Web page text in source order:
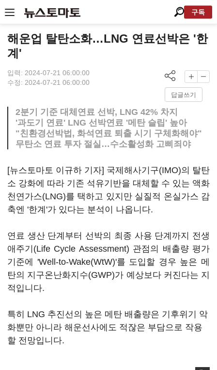
구독
해운업 탈탄소화…LNG 연료선박은 '한
계'
입력: 2024-07-21 06:00:00
수정: 2024-07-21 06:00:00
답글쓰기
2분기 기준 대체연료 선박, LNG 42% 차지
'과도기 연료' LNG 선박연료 '메탄 슬립' 높아
"친환경선박법, 화석연료 퇴출 시기 구체화해야"
무탄소 연료 투자 절실…수소활성화 고삐죄야
[뉴스토마토 이규하 기자] 국제해사기구(IMO)의 탈탄
소 강화에 따라 기존 석유기반을 대체할 수 있는 액화
천연가스(LNG)를 택하고 있지만 실질적 온실가스 감
축엔 '한계'가 있다는 분석이 나옵니다.
연료 생산 단계부터 선박의 최종 사용 단계까지 전생
애주기(Life Cycle Assessment) 관점의 배출량 평가
기준에 'Well-to-Wake(WtW)'를 도입할 경우 높은 메
탄의 지구온난화지수(GWP)가 예상보다 커진다는 지
적입니다.
특히 LNG 추진선의 높은 메탄 배출량은 기후위기 악
화뿐만 아니라 해운선사에도 적잖은 부담으로 작용
할 전망입니다.